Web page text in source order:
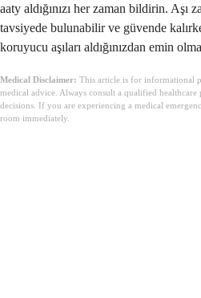
aaty aldığınızı her zaman bildirin. Aşı
tavsiyede bulunabilir ve güvende
koruyucu aşıları aldığınızdan emin
Medical Disclaimer: This article is for informational
medical advice. Always consult a qualified
decisions. If you are experiencing a medical
room immediately.